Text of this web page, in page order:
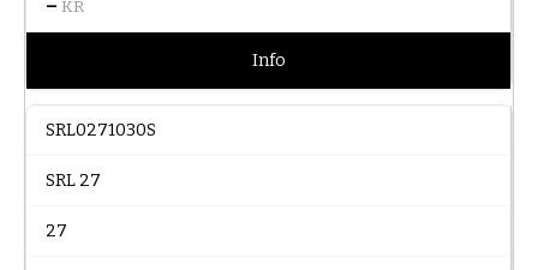
– KR
Info
SRL0271030S
SRL 27
27